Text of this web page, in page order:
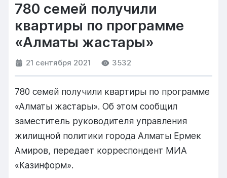
780 семей получили
квартиры по программе
«Алматы жастары»
21 сентября 2021 3532
780 семей получили квартиры по программе
«Алматы жастары». Об этом сообщил
заместитель руководителя управления
жилищной политики города Алматы Ермек
Амиров, передает корреспондент МИА
«Казинформ».